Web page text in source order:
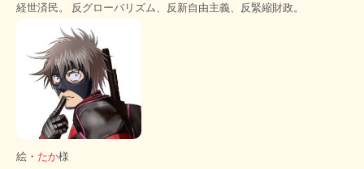
経世済民。 反グローバリズム、反新自由主義、反緊縮財政。
絵・ たか様